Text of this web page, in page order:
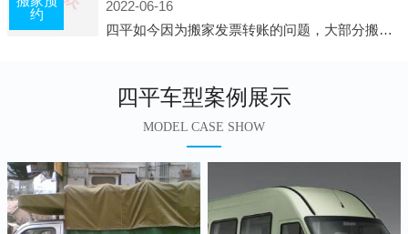
2022-06-16
四平如今因为搬家发票转账的问题，大部分搬家公司都已经注册了营业执照，早5年前基本上所谓的搬家公司都是无注册状态也就是无照营业，由于企业注册量大增所以各种企业信息展示平台如雨后春笋般遍地开花，如：天眼查，企
四平车型案例展示
MODEL CASE SHOW
约